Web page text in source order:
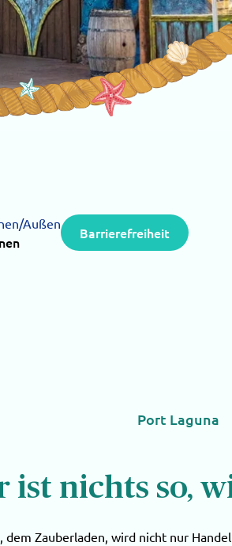
Außen
Barrierefreiheit
Port Laguna
ist nichts so,
dem Zauberladen, wird nicht nur